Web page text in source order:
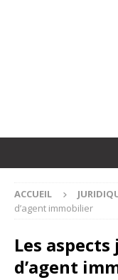
ACCUEIL
d’agent immobilier
Les
d’agent